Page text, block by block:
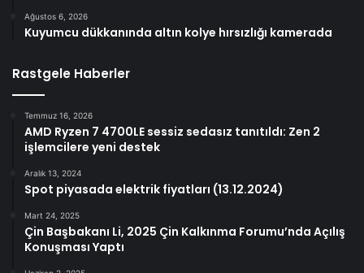
Ağustos 6, 2026
Kuyumcu dükkanında altın kolye hırsızlığı kamerada
Rastgele Haberler
Temmuz 16, 2026
AMD Ryzen 7 4700LE sessiz sedasız tanıtıldı: Zen 2
işlemcilere yeni destek
Aralık 13, 2024
Spot piyasada elektrik fiyatları (13.12.2024)
Mart 24, 2025
Çin Başbakanı Li, 2025 Çin Kalkınma Forumu’nda Açılış
Konuşması Yaptı